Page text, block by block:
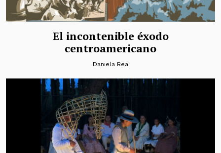
El incontenible éxodo
centroamericano
Daniela Rea